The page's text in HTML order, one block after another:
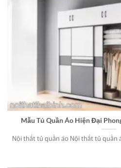
Mẫu Tủ Quần Áo Hiện Đại
Nội thất tủ quần áo Nội thất tủ quần